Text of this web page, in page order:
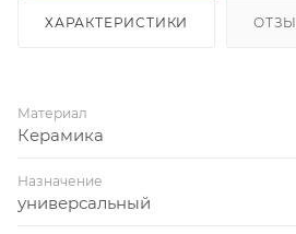
ХАРАКТЕРИСТИКИ
Материал
Керамика
Назначение
универсальный